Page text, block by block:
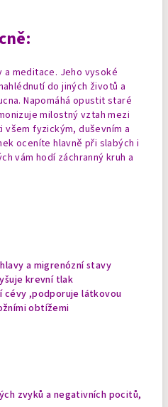
meditace. Jeho vysoké
do jiných životů a
Napomáhá opustit staré
milostný vztah mezi
všem fyzickým, duševním a
oceníte hlavně při slabých i
vám hodí záchranný kruh a
a migrenózní stavy
krevní tlak
cévy ,podporuje látkovou
obtížemi
zvyků a negativních pocitů,